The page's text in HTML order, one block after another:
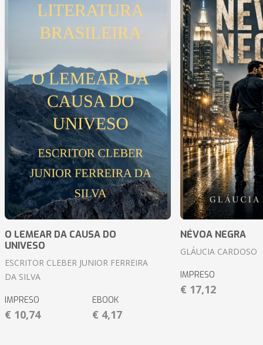
O LEMEAR DA CAUSA DO
UNIVESO
ESCRITOR CLEBER JUNIOR FERREIRA
DA SILVA
IMPRESO
€ 10,74
EBOOK
€ 4,17
NÉVOA NEGRA
GLÁUCIA CARDOSO
IMPRESO
€ 17,12